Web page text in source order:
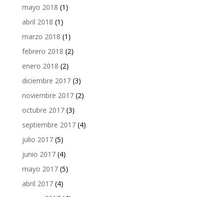
mayo 2018 (1)
abril 2018 (1)
marzo 2018 (1)
febrero 2018 (2)
enero 2018 (2)
diciembre 2017(3)
noviembre 2017(2)
octubre 2017(3)
septiembre 2017(4)
julio 2017(5)
junio 2017(4)
mayo 2017(5)
abril 2017(4)